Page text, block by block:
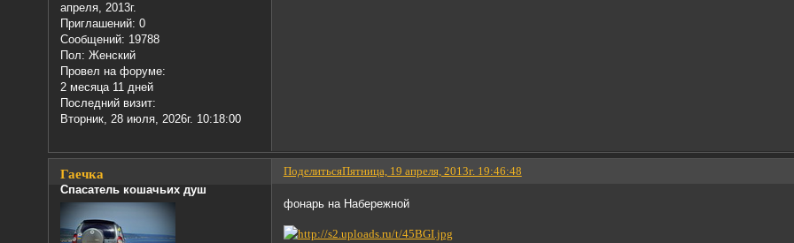
апреля, 2013г.
Приглашений: 0
Сообщений: 19788
Пол: Женский
Провел на форуме:
2 месяца 11 дней
Последний визит:
Вторник, 28 июля, 2026г. 10:18:00
ПоделитьсяПятница, 19 апреля, 2013г. 19:46:48
Гаечка
Спасатель кошачьих душ
фонарь на Набережной